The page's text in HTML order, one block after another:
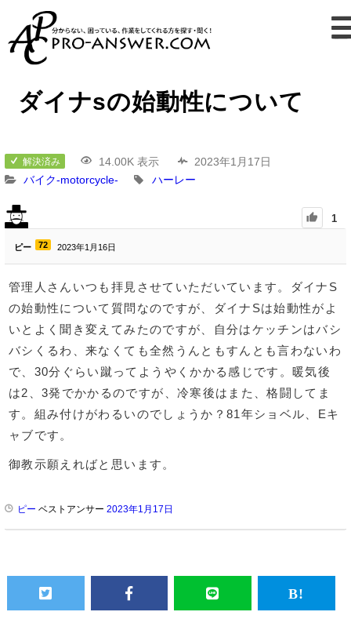
ダイナsの始動性について
解決済み 14.00K 表示
2023年1月17日
バイク-motorcycle-
ハーレー
1
ピー 72 2023年1月16日
管理人さんいつも拝見させていただいています。ダイナS
の始動性について質問なのですが、ダイナSは始動性がよ
いとよく聞き変えてみたのですが、自分はケッチンはバシ
バシくるわ、来なくても全然うんともすんとも言わないわ
で、30分ぐらい蹴ってようやくかかる感じです。暖気後
は2、3発でかかるのですが、冷寒後はまた、格闘してま
す。組み付けがわるいのでしょうか？81年ショベル、Eキ
ャブです。
御教示願えればと思います。
ピー ベストアンサー 2023年1月17日